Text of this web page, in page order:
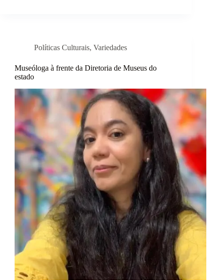
Políticas Culturais, Variedades
Museóloga à frente da Diretoria de Museus do
estado